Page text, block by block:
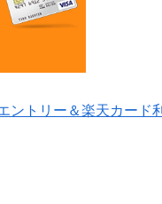
ントリー＆楽天カード